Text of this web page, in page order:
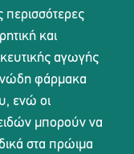
περισσότερες
και
αγωγής
φάρμακα
ενώ οι
μπορούν να
στα πρώιμα